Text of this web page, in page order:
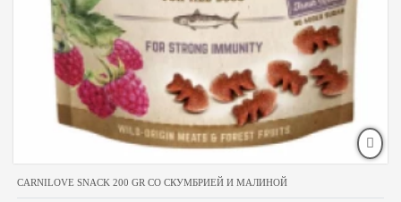
CARNILOVE SNACK 200 GR СО СКУМБРИЕЙ И МАЛИНОЙ